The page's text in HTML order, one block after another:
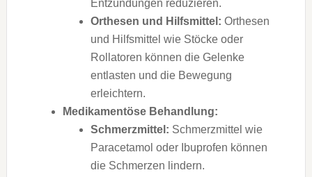
Entzündungen reduzieren.
Orthesen und Hilfsmittel: Orthesen
und Hilfsmittel wie Stöcke oder
Rollatoren können die Gelenke
entlasten und die Bewegung
erleichtern.
Medikamentöse Behandlung:
Schmerzmittel: Schmerzmittel wie
Paracetamol oder Ibuprofen können
die Schmerzen lindern.